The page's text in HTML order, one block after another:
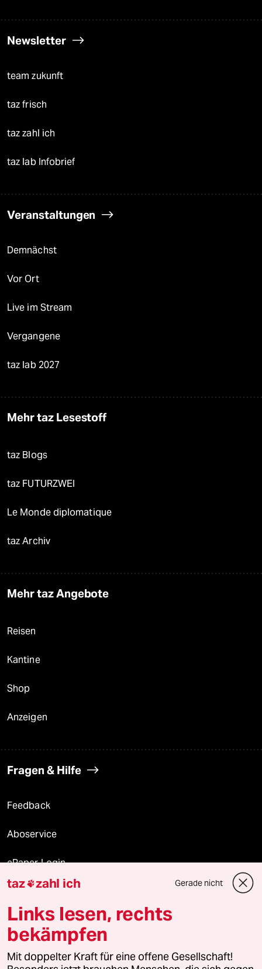
Newsletter
team zukunft
taz frisch
taz zahl ich
taz lab Infobrief
Veranstaltungen
Demnächst
Vor Ort
Live im Stream
Vergangene
taz lab 2027
Mehr taz Lesestoff
taz Blogs
taz FUTURZWEI
Le Monde diplomatique
taz Archiv
Mehr taz Angebote
Reisen
Kantine
Shop
Anzeigen
Fragen & Hilfe
Feedback
Aboservice
ePaper Login
Downloads für Abonnierende
© 2026 taz Verlags und Vertriebs GmbH
Alle Rechte vorbehalten. Bei rechtlichen Fragen oder für Genehmigungen
wenden Sie sich bitte an
lizenzen@taz.de
taz zahl ich Gerade nicht
Links lesen, rechts
bekämpfen
Mit doppelter Kraft für eine offene Gesellschaft!